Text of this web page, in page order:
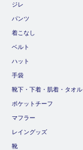
ジレ
パンツ
着こなし
ベルト
ハット
手袋
靴下・下着・肌着・タオル
ポケットチーフ
マフラー
レイングッズ
靴